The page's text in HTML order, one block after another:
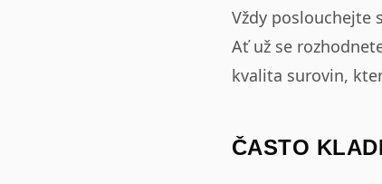
Vždy poslouchejte
Ať už se
kvalita surovin,
ČASTO